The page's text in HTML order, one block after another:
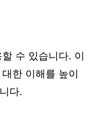
수 있습니다. 이
한 이해를 높이
다.